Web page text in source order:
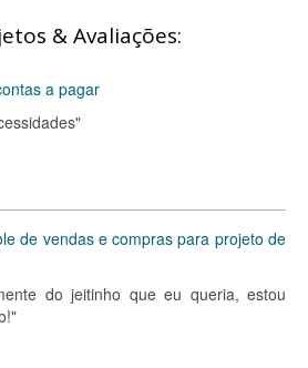
& Avaliações:
a pagar
de vendas e compras para projeto de
do jeitinho que eu queria, estou